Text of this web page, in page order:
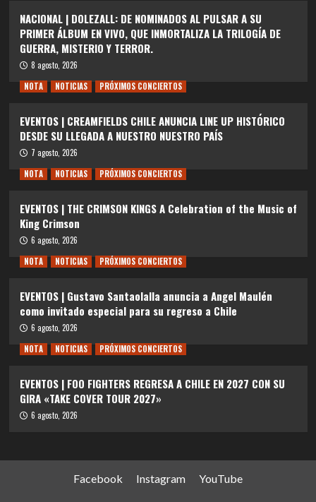
NACIONAL | DOLEZALL: DE NOMINADOS AL PULSAR A SU
PRIMER ÁLBUM EN VIVO, QUE INMORTALIZA LA TRILOGÍA DE
GUERRA, MISTERIO Y TERROR.
8 agosto, 2026
NOTA
NOTICIAS PRÓXIMOS CONCIERTOS
EVENTOS | CREAMFIELDS CHILE ANUNCIA LINE UP HISTÓRICO
DESDE SU LLEGADA A NUESTRO NUESTRO PAÍS
7 agosto, 2026
NOTA
NOTICIAS PRÓXIMOS CONCIERTOS
EVENTOS | THE CRIMSON KINGS A Celebration of the Music of
King Crimson
6 agosto, 2026
NOTA
NOTICIAS PRÓXIMOS CONCIERTOS
EVENTOS | Gustavo Santaolalla anuncia a Angel Maulén
como invitado especial para su regreso a Chile
6 agosto, 2026
NOTA
NOTICIAS PRÓXIMOS CONCIERTOS
EVENTOS | FOO FIGHTERS REGRESA A CHILE EN 2027 CON SU
GIRA «TAKE COVER TOUR 2027»
6 agosto, 2026
Facebook Instagram YouTube